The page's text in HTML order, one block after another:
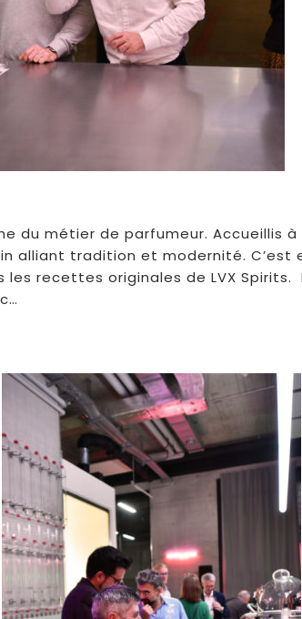
du métier de parfumeur. Accueillis à
alliant tradition et modernité. C’est
recettes originales de LVX Spirits.